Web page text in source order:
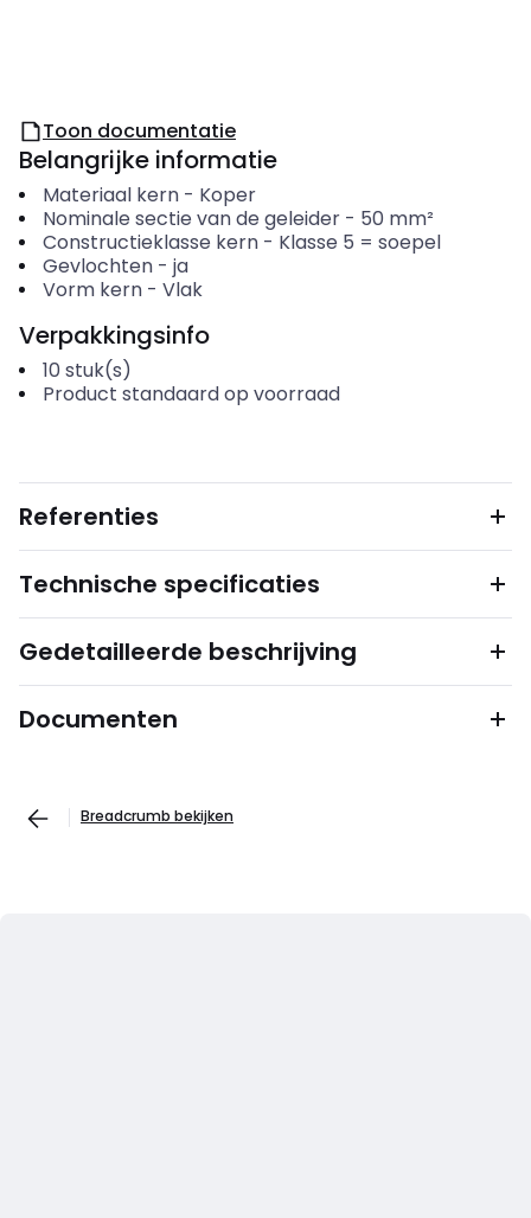
Toon documentatie
Belangrijke informatie
Materiaal kern- Koper
Nominale sectie van de geleider- 50 mm²
Constructieklasse kern- Klasse 5 = soepel
Gevlochten- ja
Vorm kern- Vlak
Verpakkingsinfo
10 stuk(s)
Product standaard op voorraad
Referenties
Technische specificaties
Gedetailleerde beschrijving
Documenten
Breadcrumb bekijken